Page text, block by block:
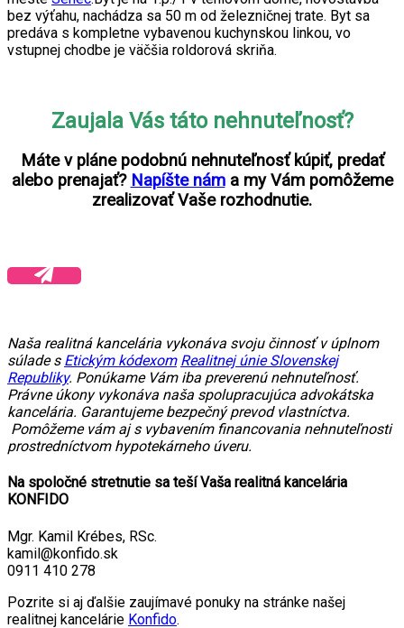
bez výťahu, nachádza sa 50 m od železničnej trate. Byt sa
predáva s kompletne vybavenou kuchynskou linkou, vo
vstupnej chodbe je väčšia roldorová skriňa.
Zaujala Vás táto nehnuteľnosť?
Máte v pláne podobnú nehnuteľnosť kúpiť, predať
alebo prenajať? Napíšte nám a my Vám pomôžeme
zrealizovať Vaše rozhodnutie.
Naša realitná kancelária vykonáva svoju činnosť v úplnom
súlade s Etickým kódexom Realitnej únie Slovenskej
Republiky. Ponúkame Vám iba preverenú nehnuteľnosť.
Právne úkony vykonáva naša spolupracujúca advokátska
kancelária. Garantujeme bezpečný prevod vlastníctva.
Pomôžeme vám aj s vybavením financovania nehnuteľnosti
prostredníctvom hypotekárneho úveru.
Na spoločné stretnutie sa teší Vaša realitná kancelária
KONFIDO
Mgr. Kamil Krébes, RSc.
kamil@konfido.sk
0911 410 278
Pozrite si aj ďalšie zaujímavé ponuky na stránke našej
realitnej kancelárie Konfido.